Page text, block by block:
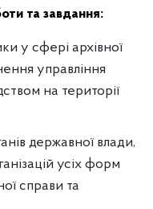
та завдання:
у сфері архівної
управління
на території
державної влади,
ycix форм
справи та